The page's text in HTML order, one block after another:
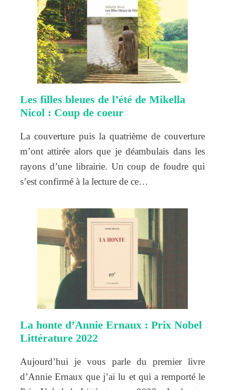
Les filles bleues de l’été de Mikella
Nicol : Coup de coeur
La couverture puis la quatrième de couverture
m’ont attirée alors que je déambulais dans les
rayons d’une librairie. Un coup de foudre qui
s’est confirmé à la lecture de ce…
La honte d’Annie Ernaux : Prix Nobel
Littérature 2022
Aujourd’hui je vous parle du premier livre
d’Annie Ernaux que j’ai lu et qui a remporté le